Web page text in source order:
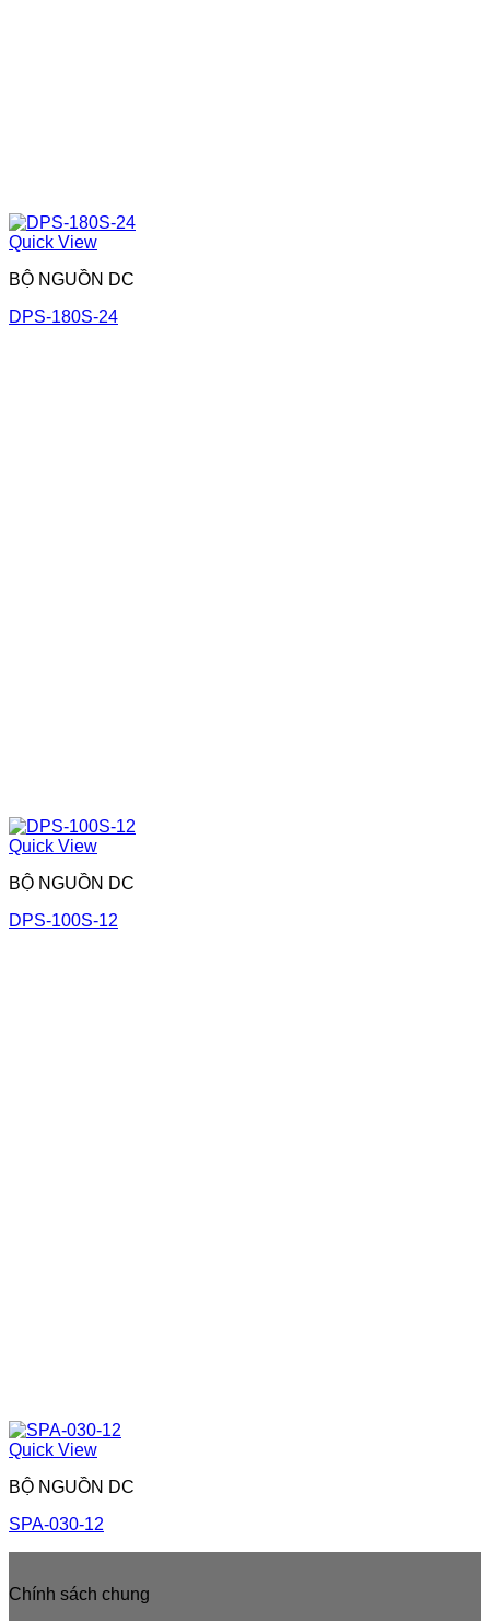
Quick View
BỘ NGUỒN DC
DPS-180S-24
Quick View
BỘ NGUỒN DC
DPS-100S-12
Quick View
BỘ NGUỒN DC
SPA-030-12
Chính sách chung